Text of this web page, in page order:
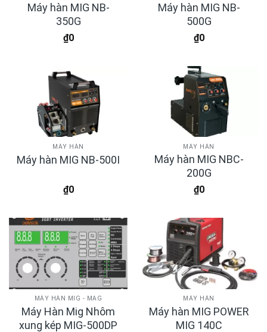
Máy hàn MIG NB-
350G
₫0
Máy hàn MIG NB-
500G
₫0
MÁY HÀN
Máy hàn MIG NB-500I
₫0
MÁY HÀN
Máy hàn MIG NBC-
200G
₫0
MÁY HÀN MIG - MAG
Máy Hàn Mig Nhôm
xung kép MIG-500DP
MÁY HÀN
Máy hàn MIG POWER
MIG 140C